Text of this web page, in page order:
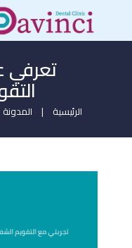
تعرفي
الرئيسية المدونة